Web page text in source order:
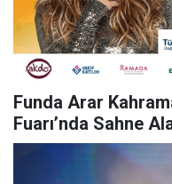
Funda Arar
Fuarı’nda Sahne